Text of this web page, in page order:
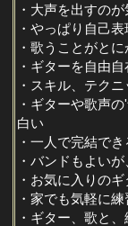
・大声を出すの
・やっぱり自己
・歌うことがとに
・ギターを自由
・スキル、テク
・ギターや歌声
白い
・一人で完結で
・バンドもよい
・お気に入りの
・家でも気軽に
・ギター、歌と